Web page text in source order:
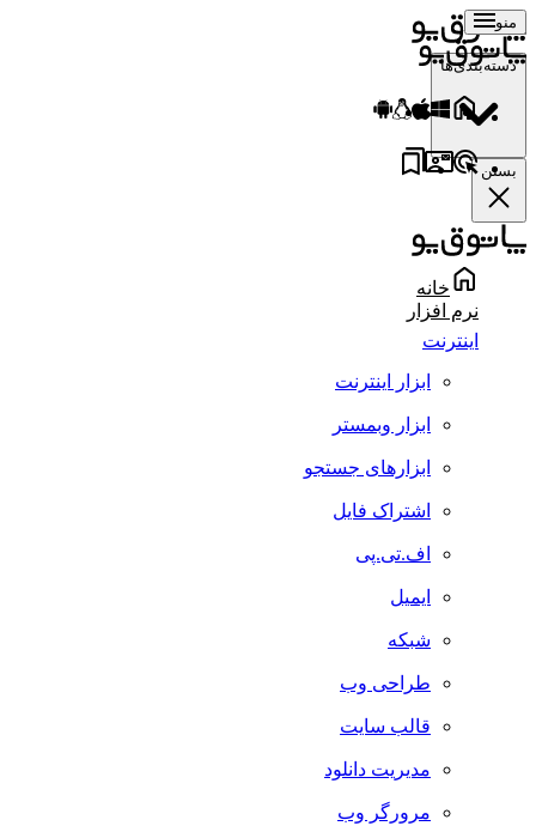
منو
دسته‌بندی‌ها
بستن
خانه
نرم افزار
اینترنت
ابزار اینترنت
ابزار وبمستر
ابزارهای جستجو
اشتراک فایل
اف.تی.پی
ایمیل
شبکه
طراحی وب
قالب سایت
مدیریت دانلود
مرورگر وب